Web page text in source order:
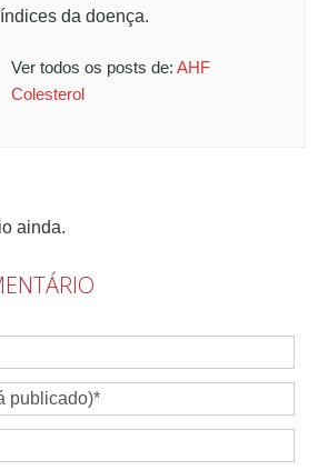
índices da doença.
Ver todos os posts de: AHF
Colesterol
ainda.